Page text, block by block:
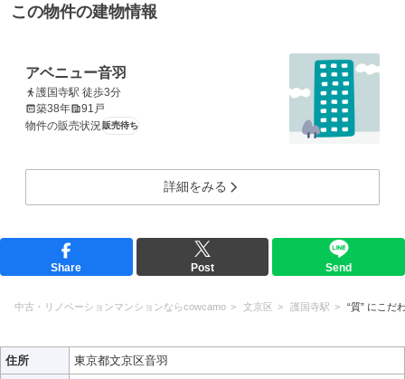
この物件の建物情報
アベニュー音羽
護国寺駅 徒歩3分
築38年
91戸
物件の販売状況販売待ち
詳細をみる
Share Post Send
中古・リノベーションマンションならcowcamo 文京区 護国寺駅 “質” にこだ
住所
東京都文京区音羽